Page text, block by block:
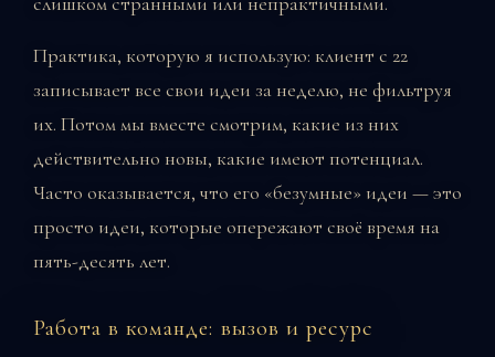
Практика, которую я использую: клиент с 22
записывает все свои идеи за неделю, не фильтруя
их. Потом мы вместе смотрим, какие из них
действительно новы, какие имеют потенциал.
Часто оказывается, что его «безумные» идеи — это
просто идеи, которые опережают своё время на
пять-десять лет.
Работа в команде: вызов и ресурс